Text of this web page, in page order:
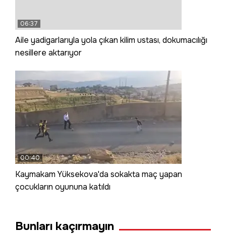
06:37
Aile yadigarlarıyla yola çıkan kilim ustası, dokumacılığı
nesillere aktarıyor
00:40
Kaymakam Yüksekova'da sokakta maç yapan
çocukların oyununa katıldı
Bunları kaçırmayın